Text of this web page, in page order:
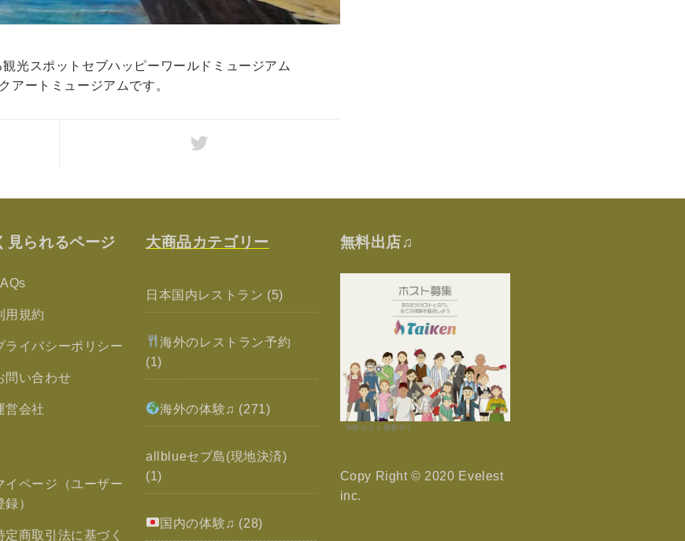
光スポットセブハッピーワールドミュージアム
アートミュージアムです。
見られるページ
用規約
ライバシーポリシー
問い合わせ
営会社
イページ（ユーザー
録）
定商取引法に基づく
大商品カテゴリー
日本国内レストラン (5)
海外のレストラン予約
(1)
海外の体験♫ (271)
allblueセブ島(現地決済)
(1)
国内の体験♫ (28)
無料出店♫
体験ホスト募集中！
Copy Right © 2020 Evelest
inc.